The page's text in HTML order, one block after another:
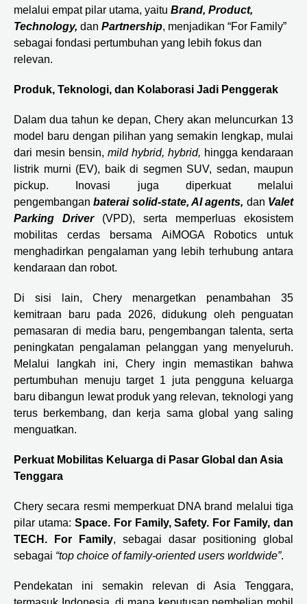
melalui empat pilar utama, yaitu Brand, Product,
Technology, dan Partnership, menjadikan “For Family”
sebagai fondasi pertumbuhan yang lebih fokus dan
relevan.
Produk, Teknologi, dan Kolaborasi Jadi Penggerak
Dalam dua tahun ke depan, Chery akan meluncurkan 13
model baru dengan pilihan yang semakin lengkap, mulai
dari mesin bensin, mild hybrid, hybrid, hingga kendaraan
listrik murni (EV), baik di segmen SUV, sedan, maupun
pickup. Inovasi juga diperkuat melalui
pengembanganbaterai solid-state, AI agents, dan Valet
Parking Driver (VPD), serta memperluas ekosistem
mobilitas cerdas bersama AiMOGA Robotics untuk
menghadirkan pengalaman yang lebih terhubung antara
kendaraan dan robot.
Di sisi lain, Chery menargetkan penambahan 35
kemitraan baru pada 2026, didukung oleh penguatan
pemasaran di media baru, pengembangan talenta, serta
peningkatan pengalaman pelanggan yang menyeluruh.
Melalui langkah ini, Chery ingin memastikan bahwa
pertumbuhan menuju target 1 juta pengguna keluarga
baru dibangun lewat produk yang relevan, teknologi yang
terus berkembang, dan kerja sama global yang saling
menguatkan.
Perkuat Mobilitas Keluarga di Pasar Global dan Asia
Tenggara
Chery secara resmi memperkuat DNA brand melalui tiga
pilar utama: Space. For Family, Safety. For Family, dan
TECH. For Family, sebagai dasar positioning global
sebagai “top choice of family-oriented users worldwide”.
Pendekatan ini semakin relevan di Asia Tenggara,